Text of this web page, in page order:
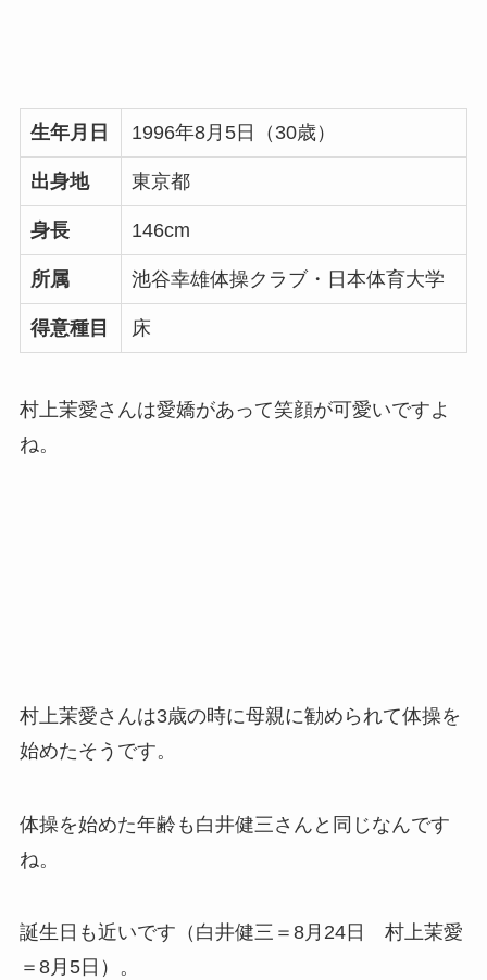
生年月日 1996年8月5日（30歳）
出身地 東京都
身長 146cm
所属 池谷幸雄体操クラブ・日本体育大学
得意種目 床
村上茉愛さんは愛嬌があって笑顔が可愛いですよ
ね。
村上茉愛さんは3歳の時に母親に勧められて体操を
始めたそうです。
体操を始めた年齢も白井健三さんと同じなんです
ね。
誕生日も近いです（白井健三＝8月24日 村上茉愛
＝8月5日）。